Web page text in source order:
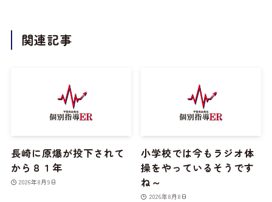
関連記事
長崎に原爆が投下されて
から８１年
2026年8月9日
小学校では今もラジオ体
操をやっているそうです
ね～
2026年8月8日